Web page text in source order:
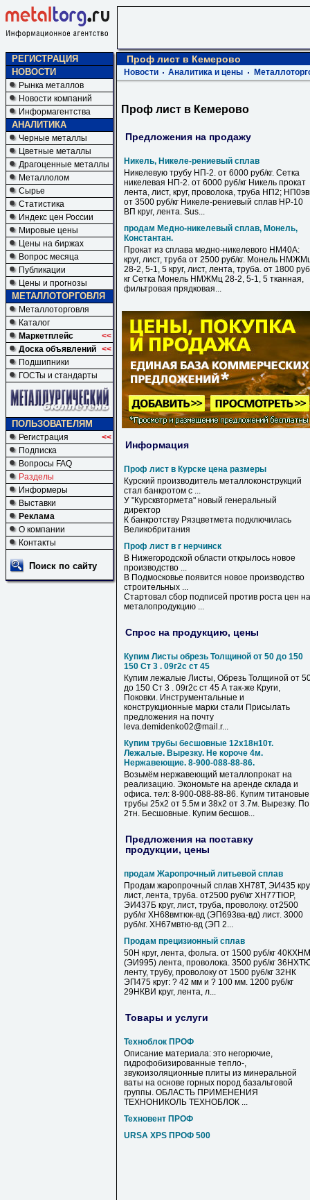
РЕГИСТРАЦИЯ
НОВОСТИ
Рынка металлов
Новости компаний
Информагентства
АНАЛИТИКА
Черные металлы
Цветные металлы
Драгоценные металлы
Металлолом
Сырье
Статистика
Индекс цен России
Мировые цены
Цены на биржах
Вопрос месяца
Публикации
Цены и прогнозы
МЕТАЛЛОТОРГОВЛЯ
Металлоторговля
Каталог
Маркетплейс
<<
Доска объявлений <<
Подшипники
ГОСТы и стандарты
ПОЛЬЗОВАТЕЛЯМ
Регистрация
<<
Подписка
Вопросы FAQ
Разделы
Информеры
Выставки
Реклама
О компании
Контакты
Поиск по сайту
Проф лист в Кемерово
Новости Аналитика и цены
Проф лист в Кемерово
Предложения на продажу
Никель, Никеле-рениевый сплав
Никелевую трубу НП-2. от 6000 руб/кг. Сетка
никелевая НП-2. от 6000 руб/кг Никель прокат
лента, лист, круг, проволока, труба НП2;
от 3500 руб/кг Никеле-рениевый сплав НР-10
ВП круг, лента. Sus...
продам Медно-никелевый сплав, Монель,
Константан.
Прокат из сплава медно-никелевого НМ40А:
круг, лист, труба от 2500 руб/кг. Монель
28-2, 5-1, 5 круг, лист, лента, труба. от 1800
кг Сетка Монель НМЖМц 28-2, 5-1, 5 тканная,
фильтровая прядковая...
Информация
Проф лист в Курске цена размеры
Курский производитель металлоконструкций
стал банкротом с ...
У "Курсквтормета" новый генеральный
директор
К банкротству Рязцветмета подключилась
Великобритания
Проф лист в г нерчинск
В Нижегородской области открылось новое
производство ...
В Подмосковье появится новое производство
строительных ...
Стартовал сбор подписей против роста цен на
металопродукцию ...
Спрос на продукцию, цены
Купим Листы обрезь Толщиной от 50 до 150
150 Ст 3 . 09г2с ст 45
Купим лежалые Листы, Обрезь Толщиной от
до 150 Ст 3 . 09г2с ст 45 А так-же Круги,
Поковки. Инструментальные и
конструкционные марки стали Присылать
предложения на почту
leva.demidenko02@mail.r...
Купим трубы бесшовные 12х18н10т.
Лежалые. Вырезку. Не короче 4м.
Нержавеющие. 8-900-088-88-86.
Возьмём нержавеющий металлопрокат на
реализацию. Экономьте на аренде склада и
офиса. тел: 8-900-088-88-86. Купим титановые
трубы 25х2 от 5.5м и 38х2 от 3.7м. Вырезку. По
2тн. Бесшовные. Купим бесшов...
Предложения на поставку
продукции, цены
продам Жаропрочный литьевой сплав
Продам жаропрочный сплав ХН78Т, ЭИ435
лист, лента, труба. от2500 руб\кг ХН77ТЮР,
ЭИ437Б круг, лист, труба, проволоку. от2500
руб/кг ХН68вмтюк-вд (ЭП693ва-вд) лист. 3000
руб/кг. ХН67мвтю-вд (ЭП 2...
Продам прецизионный сплав
50Н круг, лента, фольга. от 1500 руб/кг 40КХНМ
(ЭИ995) лента, проволока. 3500 руб/кг
ленту, трубу, проволоку от 1500 руб/кг 32НК
ЭП475 круг: ? 42 мм и ? 100 мм. 1200 руб/кг
29НКВИ круг, лента, л...
Товары и услуги
Техноблок ПРОФ
Описание материала: это негорючие,
гидрофобизированные тепло-,
звукоизоляционные плиты из минеральной
ваты на основе горных пород базальтовой
группы. ОБЛАСТЬ ПРИМЕНЕНИЯ
ТЕХНОНИКОЛЬ ТЕХНОБЛОК ...
Техновент ПРОФ
URSA XPS ПРОФ 500